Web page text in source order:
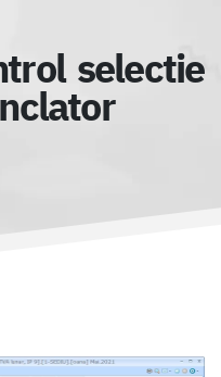
selectie